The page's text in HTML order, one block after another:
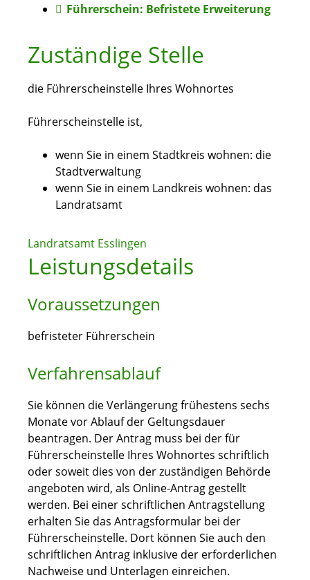
Führerschein: Befristete Erweiterung
Zuständige Stelle
die Führerscheinstelle Ihres Wohnortes
Führerscheinstelle ist,
wenn Sie in einem Stadtkreis wohnen: die
Stadtverwaltung
wenn Sie in einem Landkreis wohnen: das
Landratsamt
Landratsamt Esslingen
Leistungsdetails
Voraussetzungen
befristeter Führerschein
Verfahrensablauf
Sie können die Verlängerung frühestens sechs
Monate vor Ablauf der Geltungsdauer
beantragen. Der Antrag muss bei der für
Führerscheinstelle Ihres Wohnortes schriftlich
oder soweit dies von der zuständigen Behörde
angeboten wird, als Online-Antrag gestellt
werden. Bei einer schriftlichen Antragstellung
erhalten Sie das Antragsformular bei der
Führerscheinstelle. Dort können Sie auch den
schriftlichen Antrag inklusive der erforderlichen
Nachweise und Unterlagen einreichen.